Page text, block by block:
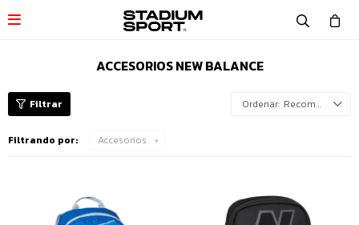

ACCESORIOS NEW BALANCE
Recomendados
Filtrando por: Accesorios